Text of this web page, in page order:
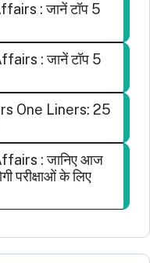
: जानें टॉप 5
: जानें टॉप 5
One Liners: 25
: जानिए आज
परीक्षाओं के लिए